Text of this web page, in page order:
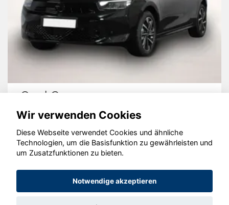
Opel Corsa
© konjunkturmotor.de GmbH 2020 - 2026
Wir verwenden Cookies
Diese Webseite verwendet Cookies und ähnliche
Technologien, um die Basisfunktion zu gewährleisten und
um Zusatzfunktionen zu bieten.
Notwendige akzeptieren